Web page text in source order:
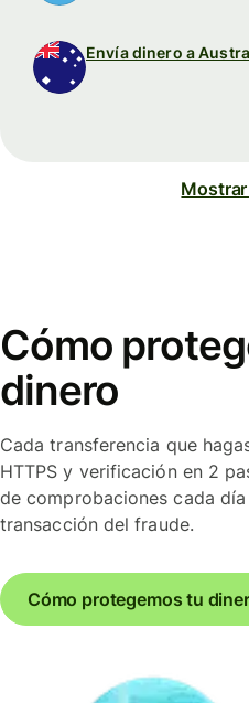
Envía dinero a
Cómo
dinero
Cada transferencia que
HTTPS y verificación en 2
de comprobaciones cada
transacción del fraude.
Cómo protegemos tu